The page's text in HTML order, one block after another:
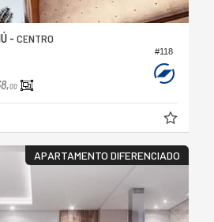
#118
- CENTRO
00
APARTAMENTO DIFERENCIADO